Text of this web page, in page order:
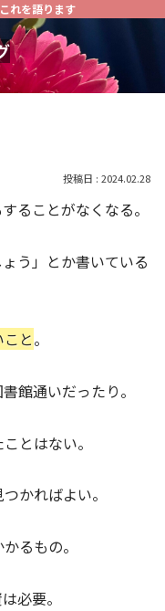
れを語ります
2024.02.28
ることがなくなる。
う」とか書いている
と。
館通いだったり。
とはない。
かればよい。
るもの。
必要。